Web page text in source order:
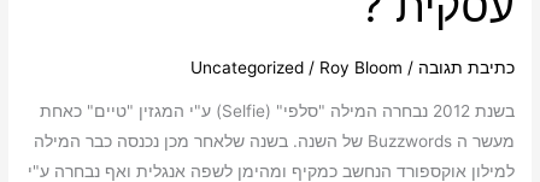
כתיבת תגובה /
Uncategorized/ Roy Bloom
בשנת 2012 נבחרה המילה "סלפי" (Selfie) ע"י המגזין "טיים" כאחת
מעשר ה Buzzwords של השנה. בשנה שלאחר מכן נכנסה כבר המילה
למילון אוקספורד הנחשב כמקיף ומהימן לשפה אנגלית ואף נבחרה ע"י